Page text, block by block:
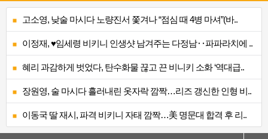
고소영, 낮술 마시다 노량진서 쫓겨나 “점심 때 4병 마셔”(바..
이정재, ♥임세령 비키니 인생샷 남겨주는 다정남‥파파라치에 ..
혜리 과감하게 벗었다, 탄수화물 끊고 끈 비니키 소화 ‘역대급..
장원영, 술 마시다 흘러내린 옷자락 깜짝…리즈 갱신한 인형 비..
이동국 딸 재시, 파격 비키니 자태 깜짝…美 명문대 합격 후 리..